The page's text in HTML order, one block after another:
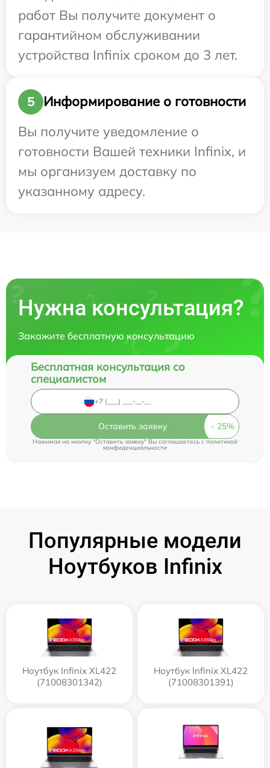
работ Вы получите документ о
гарантийном обслуживании
устройства Infinix сроком до 3 лет.
5
Информирование о готовности
Вы получите уведомление о
готовности Вашей техники Infinix, и
мы организуем доставку по
указанному адресу.
Нужна консультация?
Закажите бесплатную консультацию
Бесплатная консультация со
специалистом
Оставить заявку
Нажимая на кнопку "Оставить заявку" Вы соглашаетесь cполитикой
конфиденциальности
Популярные модели
Ноутбуков Infinix
Ноутбук Infinix XL422
(71008301342)
Ноутбук Infinix XL422
(71008301391)